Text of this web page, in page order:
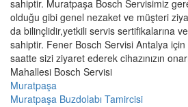
sahiptir. Muratpaşa Bosch Servisimiz
olduğu gibi genel nezaket ve müşteri
da bilinçlidir,yetkili servis sertifikalarına
sahiptir. Fener Bosch Servisi Antalya
saatte sizi ziyaret ederek cihazınızın
Mahallesi Bosch Servisi
Muratpaşa
Muratpaşa Buzdolabı Tamircisi